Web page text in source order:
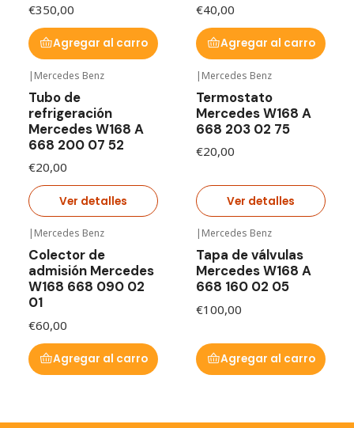
€350,00
Agregar al carro
€40,00
Agregar al carro
| Mercedes Benz
Tubo de
refrigeración
Mercedes W168 A
668 200 07 52
€20,00
Ver detalles
| Mercedes Benz
Termostato
Mercedes W168 A
668 203 02 75
€20,00
Ver detalles
| Mercedes Benz
Colector de
admisión Mercedes
W168 668 090 02
01
€60,00
Agregar al carro
| Mercedes Benz
Tapa de válvulas
Mercedes W168 A
668 160 02 05
€100,00
Agregar al carro